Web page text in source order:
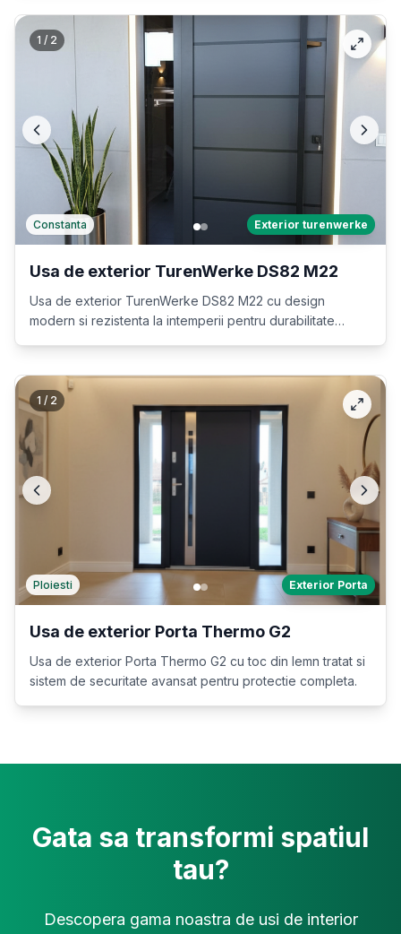
1 / 2
Constanta Exterior turenwerke
Usa de exterior TurenWerke DS82 M22
Usa de exterior TurenWerke DS82 M22 cu design
modern si rezistenta la intemperii pentru durabilitate
1 / 2
Ploiesti Exterior Porta
Usa de exterior Porta Thermo G2
Usa de exterior Porta Thermo G2 cu toc din lemn tratat si
sistem de securitate avansat pentru protectie completa.
Gata sa transformi spatiul
tau?
Descopera gama noastra de usi de interior